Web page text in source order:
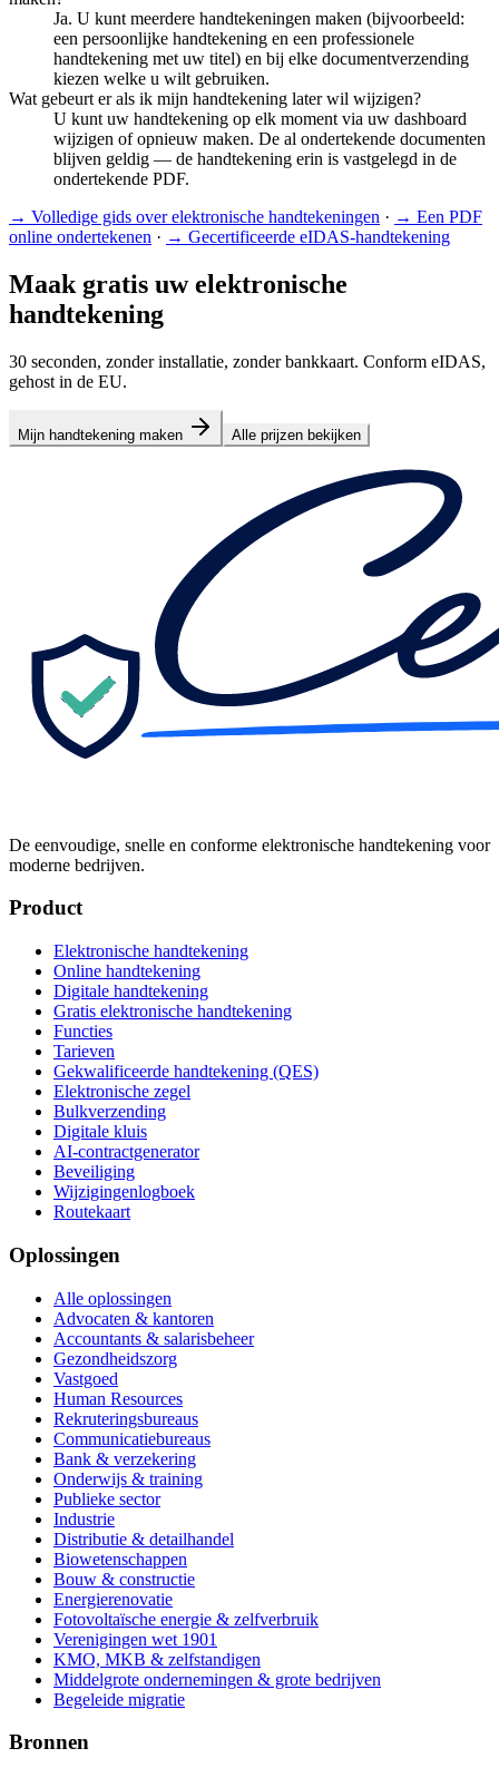
Ja. U kunt meerdere handtekeningen maken (bijvoorbeeld:
een persoonlijke handtekening en een professionele
handtekening met uw titel) en bij elke documentverzending
kiezen welke u wilt gebruiken.
Wat gebeurt er als ik mijn handtekening later wil wijzigen?
U kunt uw handtekening op elk moment via uw dashboard
wijzigen of opnieuw maken. De al ondertekende documenten
blijven geldig — de handtekening erin is vastgelegd in de
ondertekende PDF.
→ Volledige gids over elektronische handtekeningen · → Een PDF
online ondertekenen · → Gecertificeerde eIDAS-handtekening
Maak gratis uw elektronische
handtekening
30 seconden, zonder installatie, zonder bankkaart. Conform eIDAS,
gehost in de EU.
Mijn handtekening maken Alle prijzen bekijken
De eenvoudige, snelle en conforme elektronische handtekening voor
moderne bedrijven.
Product
Elektronische handtekening
Online handtekening
Digitale handtekening
Gratis elektronische handtekening
Functies
Tarieven
Gekwalificeerde handtekening (QES)
Elektronische zegel
Bulkverzending
Digitale kluis
AI-contractgenerator
Beveiliging
Wijzigingenlogboek
Routekaart
Oplossingen
Alle oplossingen
Advocaten & kantoren
Accountants & salarisbeheer
Gezondheidszorg
Vastgoed
Human Resources
Rekruteringsbureaus
Communicatiebureaus
Bank & verzekering
Onderwijs & training
Publieke sector
Industrie
Distributie & detailhandel
Biowetenschappen
Bouw & constructie
Energierenovatie
Fotovoltaïsche energie & zelfverbruik
Verenigingen wet 1901
KMO, MKB & zelfstandigen
Middelgrote ondernemingen & grote bedrijven
Begeleide migratie
Bronnen